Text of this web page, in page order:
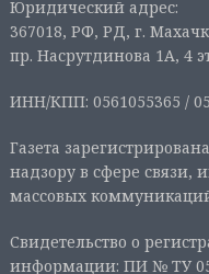
Юридический адрес:
367018, РФ, РД, г.
пр. Насрутдинова 1А, 4
ИНН/КПП: 0561055365 /
Газета
надзору в сфере
массовых
Свидетельство о
информации: ПИ № ТУ